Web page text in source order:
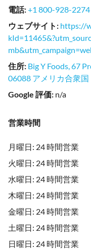
電話:+1 800-928-2274
ウェブサイト : https://
住所: Big Y Foods, 67
06088 アメリカ合衆国
Google 評価: n/a
営業時間
月曜日: 24 時間営業
火曜日: 24 時間営業
水曜日: 24 時間営業
木曜日: 24 時間営業
金曜日: 24 時間営業
土曜日: 24 時間営業
日曜日: 24 時間営業